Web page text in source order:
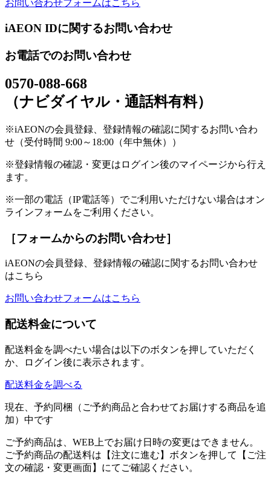
お問い合わせフォームはこちら
iAEON IDに関するお問い合わせ
お電話でのお問い合わせ
0570-088-668
（ナビダイヤル・通話料有料）
※iAEONの会員登録、登録情報の確認に関するお問い合わ
せ（受付時間 9:00～18:00（年中無休））
※登録情報の確認・変更はログイン後のマイページから行え
ます。
※一部の電話（IP電話等）でご利用いただけない場合はオン
ラインフォームをご利用ください。
［フォームからのお問い合わせ］
iAEONの会員登録、登録情報の確認に関するお問い合わせ
はこちら
お問い合わせフォームはこちら
配送料金について
配送料金を調べたい場合は以下のボタンを押していただく
か、ログイン後に表示されます。
配送料金を調べる
現在、予約同梱（ご予約商品と合わせてお届けする商品を追
加）中です
ご予約商品は、WEB上でお届け日時の変更はできません。
ご予約商品の配送料は【注文に進む】ボタンを押して【ご注
文の確認・変更画面】にてご確認ください。